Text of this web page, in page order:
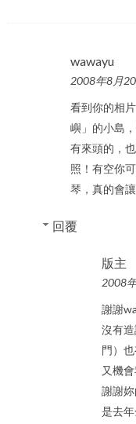
wawayu
2008年8月
看到你的相
嶼」的小島
有來頭的，
照！有空你
琴，真的會
回覆
版主
2008
謝謝
沒有
門）
又機
謝謝
是去